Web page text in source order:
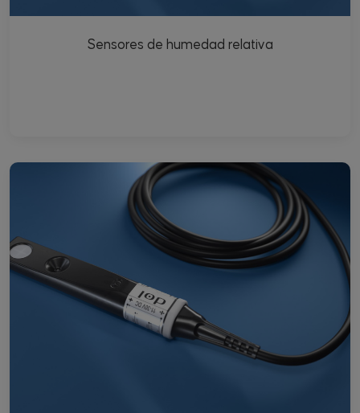
Sensores de humedad relativa